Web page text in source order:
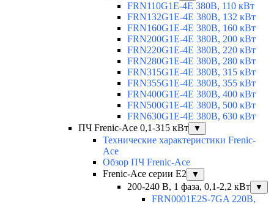
FRN110G1E-4E 380В, 110 кВт
FRN132G1E-4E 380В, 132 кВт
FRN160G1E-4E 380В, 160 кВт
FRN200G1E-4E 380В, 200 кВт
FRN220G1E-4E 380В, 220 кВт
FRN280G1E-4E 380В, 280 кВт
FRN315G1E-4E 380В, 315 кВт
FRN355G1E-4E 380В, 355 кВт
FRN400G1E-4E 380В, 400 кВт
FRN500G1E-4E 380В, 500 кВт
FRN630G1E-4E 380В, 630 кВт
ПЧ Frenic-Ace 0,1-315 кВт
▼
Технические характеристики Frenic-
Ace
Обзор ПЧ Frenic-Ace
Frenic-Ace серии E2
▼
200-240 В, 1 фаза, 0,1-2,2 кВт ▼
FRN0001E2S-7GA 220В,